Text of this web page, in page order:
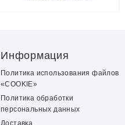
Информация
Политика использования файлов
«COOKIE»
Политика обработки
персональных данных
Доставка